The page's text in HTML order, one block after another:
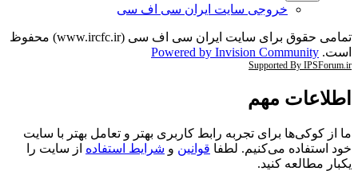
خروجی سایت ایران سی اف سی
تمامی حقوق برای سایت ایران سی اف سی (www.ircfc.ir) محفوظ
است. Powered by Invision Community
Supported By IPSForum.ir
اطلاعات مهم
ما از کوکی‌ها برای تجربه رابط کاربری بهتر و تعامل بهتر با سایت
خود استفاده می‌کنیم. لطفا قوانین و شرایط استفاده از سایت را
یکبار مطالعه کنید.